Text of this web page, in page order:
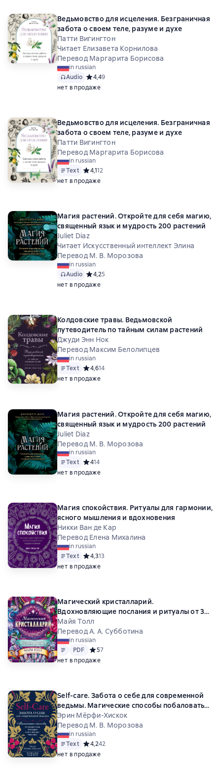
Ведьмовство для исцеления. Безграничная
забота о своем теле, разуме и духе
Патти Вигингтон
Читает Елизавета Корнилова
Перевод Маргарита Борисова
in russian
Audio Средний рейтинг 4,4 на основе 9 оценок
4,49
нет в продаже
Ведьмовство для исцеления. Безграничная
забота о своем теле, разуме и духе
Патти Вигингтон
Перевод Маргарита Борисова
in russian
Text Средний рейтинг 4,1 на основе 12 оценок
4,112
нет в продаже
Магия растений. Откройте для себя магию,
священный язык и мудрость 200 растений
Juliet Diaz
Читает Искусственный интеллект Элина
Перевод М. В. Морозова
in russian
Audio Средний рейтинг 4,2 на основе 5 оценок
4,25
нет в продаже
Колдовские травы. Ведьмовской
путеводитель по тайным силам растений
Джуди Энн Нок
Перевод Максим Белолипцев
in russian
Text Средний рейтинг 4,6 на основе 14 оценок
4,614
нет в продаже
Магия растений. Откройте для себя магию,
священный язык и мудрость 200 растений
Juliet Diaz
Перевод М. В. Морозова
in russian
Text Средний рейтинг 4 на основе 14 оценок
414
нет в продаже
Магия спокойствия. Ритуалы для гармонии,
ясного мышления и вдохновения
Никки Ван де Кар
Перевод Елена Михалина
in russian
Text Средний рейтинг 4,3 на основе 13 оценок
4,313
нет в продаже
Магический кристалларий.
Вдохновляющие послания и ритуалы от 36
камней и кристаллов
Майя Толл
Перевод А. А. Субботина
in russian
Text
PDF
PDF Средний рейтинг 5 на основе 7 оценок
57
нет в продаже
Self-care. Забота о себе для современной
ведьмы. Магические способы побаловать
себя, питающие и укрепляющие тело и дух
Эрин Мёрфи-Хискок
Перевод М. В. Морозова
in russian
Text Средний рейтинг 4,2 на основе 42 оценок
4,242
нет в продаже